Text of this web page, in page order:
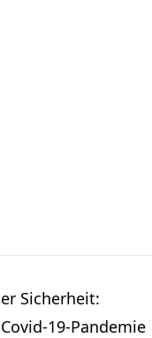
Sicherheit:
19-Pandemie